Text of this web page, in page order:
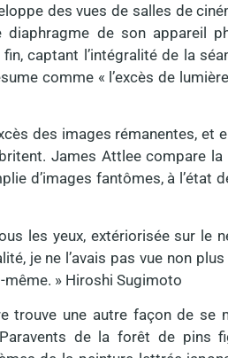
des vues de salles de
de son appareil
captant l’intégralité de la
comme « l’excès de
des images rémanentes, et
James Attlee compare
d’images fantômes, à l’état
les yeux, extériorisée sur le
je ne l’avais pas vue non
même. » Hiroshi Sugimoto
trouve une autre façon de se
de la forêt de pins